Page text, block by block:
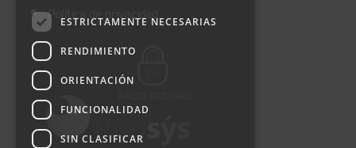
Política de privacidad
ESTRICTAMENTE NECESARIAS
RENDIMIENTO
ORIENTACIÓN
FUNCIONALIDAD
SIN CLASIFICAR